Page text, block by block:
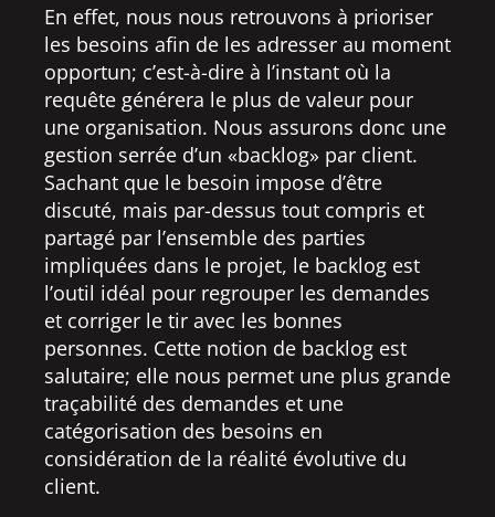
En effet, nous nous retrouvons à prioriser
les besoins afin de les adresser au moment
opportun; c’est-à-dire à l’instant où la
requête générera le plus de valeur pour
une organisation. Nous assurons donc une
gestion serrée d’un «backlog» par client.
Sachant que le besoin impose d’être
discuté, mais par-dessus tout compris et
partagé par l’ensemble des parties
impliquées dans le projet, le backlog est
l’outil idéal pour regrouper les demandes
et corriger le tir avec les bonnes
personnes. Cette notion de backlog est
salutaire; elle nous permet une plus grande
traçabilité des demandes et une
catégorisation des besoins en
considération de la réalité évolutive du
client.